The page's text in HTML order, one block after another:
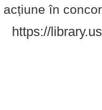
acțiune în
https://